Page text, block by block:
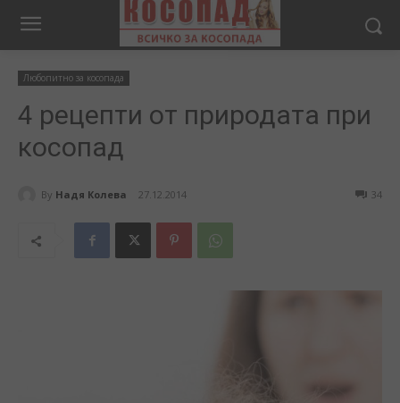
Любопитно за косопада
4 рецепти от природата при
косопад
By Надя Колева 27.12.2014 34